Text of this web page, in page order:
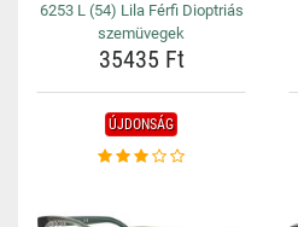
6253 L (54) Lila Férfi Dioptriás
szemüvegek
35435 Ft
ÚJDONSÁG